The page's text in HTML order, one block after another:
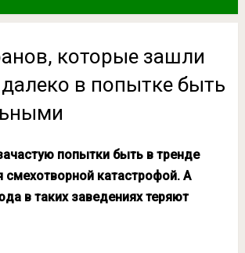
которые зашли
в попытке быть
попытки быть в тренде
смехотворной катастрофой. А
в таких заведениях теряют